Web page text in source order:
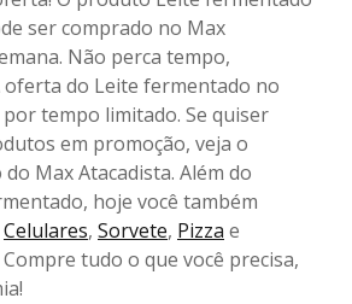
ser comprado no Max
Não perca tempo,
do Leite fermentado no
tempo limitado. Se quiser
em promoção, veja o
Max Atacadista. Além do
hoje você também
Celulares, Sorvete, Pizza e
Compre tudo o que você precisa,